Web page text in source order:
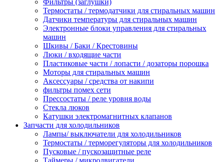
Фильтры (заглушки)
Термостаты / термодатчики для стиральных машин
Датчики температуры для стиральных машин
Электронные блоки управления для стиральных
машин
Шкивы / Баки / Крестовины
Люки / входящие части
Пластиковые части / лопасти / дозаторы порошка
Моторы для стиральных машин
Аксессуары / средства от накипи
фильтры помех сети
Прессостаты / реле уровня воды
Стекла люков
Катушки электромагнитных клапанов
Запчасти для холодильников
Лампы/ выключатели для холодильников
Термостаты / терморегуляторы для холодильников
Пусковые / пускозащитные реле